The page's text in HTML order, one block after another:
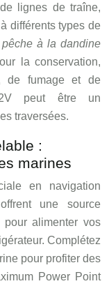
lignes de traîne,
différents types de
pêche à la dandine
la conservation,
de fumage et de
peut être un
traversées.
:
marines
en navigation
une source
pour alimenter vos
Complétez
pour profiter des
Power Point